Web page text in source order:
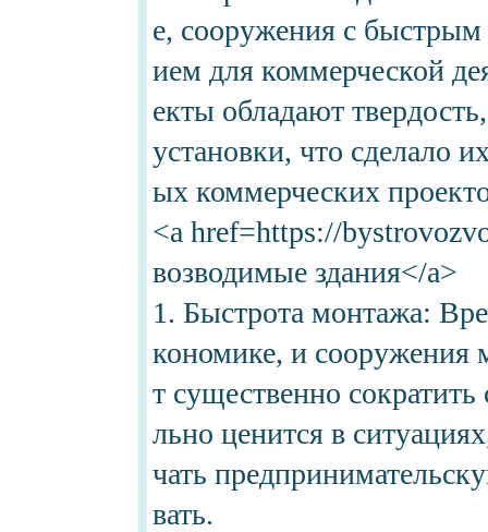
е, сооружения с
ием для коммерческой
екты обладают
установки, что сделало
ых коммерческих
<a href=https://
возводимые здания</a>
1. Быстрота монтажа:
кономике, и сооружения
т существенно сократить
льно ценится в
чать
вать.